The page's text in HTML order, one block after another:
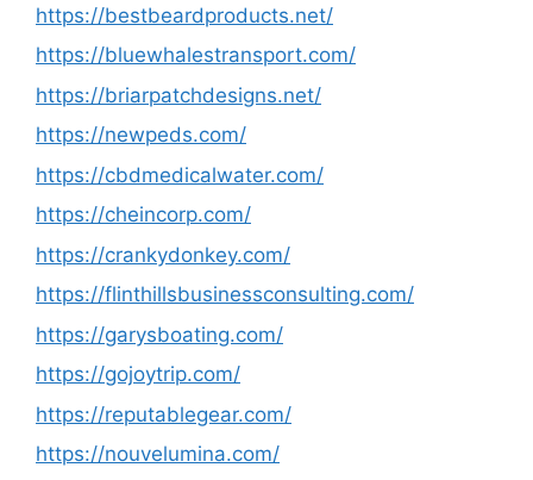
https://bestbeardproducts.net/
https://bluewhalestransport.com/
https://briarpatchdesigns.net/
https://newpeds.com/
https://cbdmedicalwater.com/
https://cheincorp.com/
https://crankydonkey.com/
https://flinthillsbusinessconsulting.com/
https://garysboating.com/
https://gojoytrip.com/
https://reputablegear.com/
https://nouvelumina.com/